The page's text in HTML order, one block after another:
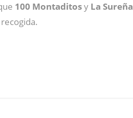
100 Montaditosy La Sureña